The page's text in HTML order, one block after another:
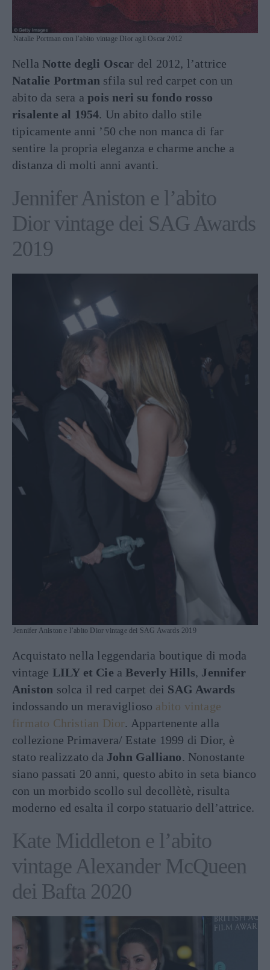
Natalie Portman con l’abito vintage Dior agli Oscar 2012
NellaNotte degli Oscar del 2012, l’attrice
Natalie Portman sfila sul red carpet con un
abito da sera apois neri su fondo rosso
risalente al 1954. Un abito dallo stile
tipicamente anni ’50 che non manca di far
sentire la propria eleganza e charme anche a
distanza di molti anni avanti.
Jennifer Aniston e l’abito
Dior vintage dei SAG Awards
2019
Jennifer Aniston e l’abito Dior vintage dei SAG Awards 2019
Acquistato nella leggendaria boutique di moda
vintage LILY et Cie aBeverly Hills, Jennifer
Aniston solca il red carpet dei SAG Awards
indossando un meraviglioso abito vintage
firmato Christian Dior. Appartenente alla
collezione Primavera/ Estate 1999 di Dior, è
stato realizzato da John Galliano. Nonostante
siano passati 20 anni, questo abito in seta bianco
con un morbido scollo sul decollètè, risulta
moderno ed esalta il corpo statuario dell’attrice.
Kate Middleton e l’abito
vintage Alexander McQueen
dei Bafta 2020